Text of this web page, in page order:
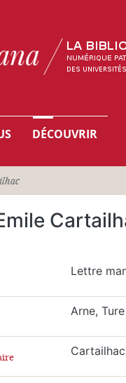
DÉCOUVRIR
Lettre
Arne,